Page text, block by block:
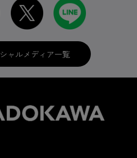
ャルメディア一覧